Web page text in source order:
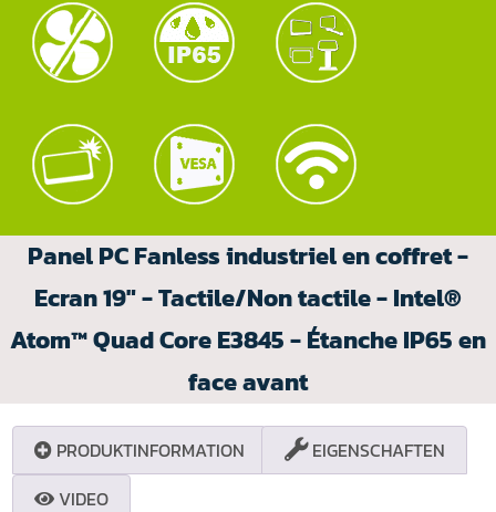
Panel PC Fanless industriel en coffret -
Ecran 19" - Tactile/Non tactile - Intel®
Atom™ Quad Core E3845 - Étanche IP65 en
face avant
PRODUKTINFORMATION
EIGENSCHAFTEN
VIDEO